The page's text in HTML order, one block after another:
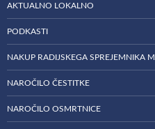
AKTUALNO LOKALNO
PODKASTI
NAKUP RADIJSKEGA SPREJEMNIKA
NAROČILO ČESTITKE
NAROČILO OSMRTNICE